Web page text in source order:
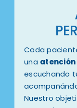
Cada
una
escuchando
Nuestro